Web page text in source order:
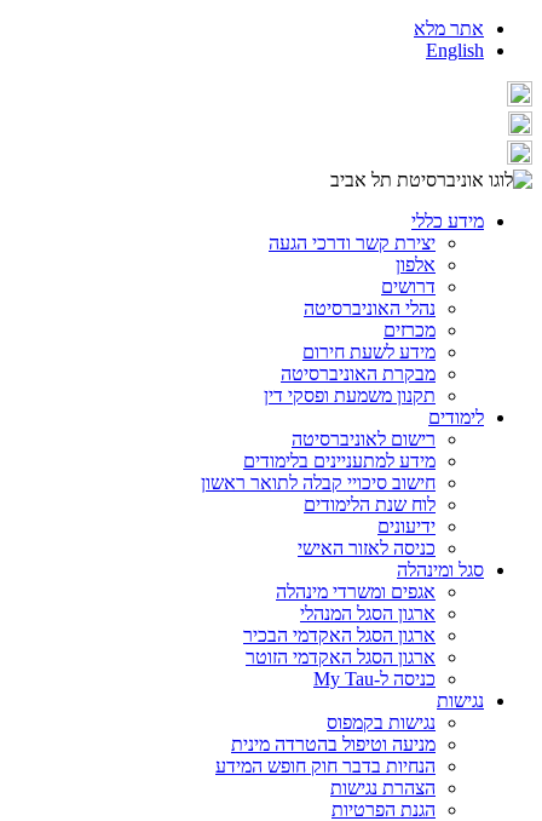
אתר מלא
English
מידע כללי
יצירת קשר ודרכי הגעה
אלפון
דרושים
נהלי האוניברסיטה
מכרזים
מידע לשעת חירום
מבקרת האוניברסיטה
תקנון משמעת ופסקי דין
לימודים
רישום לאוניברסיטה
מידע למתעניינים בלימודים
חישוב סיכויי קבלה לתואר ראשון
לוח שנת הלימודים
ידיעונים
כניסה לאזור האישי
סגל ומינהלה
אגפים ומשרדי מינהלה
ארגון הסגל המנהלי
ארגון הסגל האקדמי הבכיר
ארגון הסגל האקדמי הזוטר
כניסה ל-My Tau
נגישות
נגישות בקמפוס
מניעה וטיפול בהטרדה מינית
הנחיות בדבר חוק חופש המידע
הצהרת נגישות
הגנת הפרטיות